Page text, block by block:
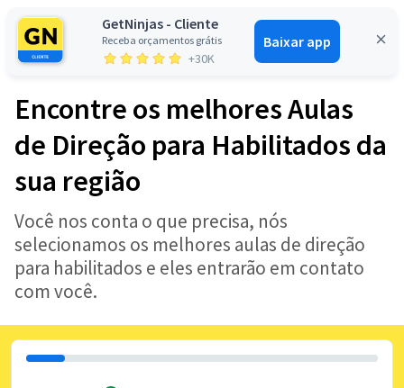
GetNinjas - Cliente
Receba orçamentos grátis
+30K
Baixar app
Entrar
Encontre os melhores Aulas
de Direção para Habilitados da
sua região
Você nos conta o que precisa, nós
selecionamos os melhores aulas de direção
para habilitados e eles entrarão em contato
com você.